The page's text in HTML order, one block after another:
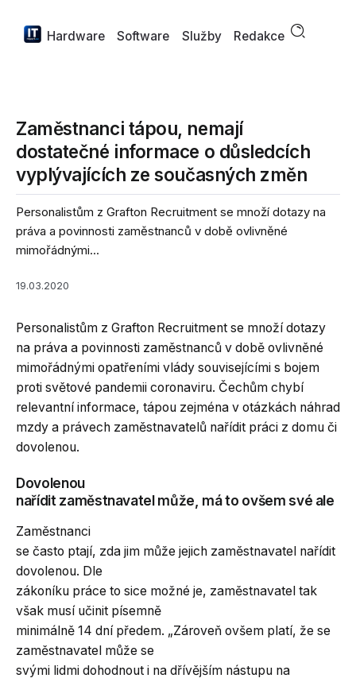
Hardware Software Služby Redakce
Zaměstnanci tápou, nemají
dostatečné informace o důsledcích
vyplývajících ze současných změn
Personalistům z Grafton Recruitment se množí dotazy na
práva a povinnosti zaměstnanců v době ovlivněné
mimořádnými...
19.03.2020
Personalistům z Grafton Recruitment se množí dotazy
na práva a povinnosti zaměstnanců v době ovlivněné
mimořádnými opatřeními vlády souvisejícími s bojem
proti světové pandemii coronaviru. Čechům chybí
relevantní informace, tápou zejména v otázkách náhrad
mzdy a právech zaměstnavatelů nařídit práci z domu či
dovolenou.
Dovolenou
nařídit zaměstnavatel může, má to ovšem své ale
Zaměstnanci
se často ptají, zda jim může jejich zaměstnavatel nařídit
dovolenou. Dle
zákoníku práce to sice možné je, zaměstnavatel tak
však musí učinit písemně
minimálně 14 dní předem. „Zároveň ovšem platí, že se
zaměstnavatel může se
svými lidmi dohodnout i na dřívějším nástupu na